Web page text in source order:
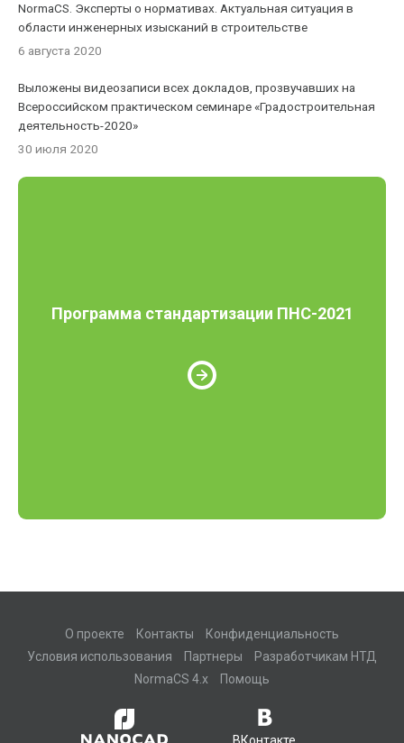
NormaCS. Эксперты о нормативах. Актуальная ситуация в
области инженерных изысканий в строительстве
6 августа 2020
Выложены видеозаписи всех докладов, прозвучавших на
Всероссийском практическом семинаре «Градостроительная
деятельность-2020»
30 июля 2020
Программа стандартизации ПНС-2021
О проекте Контакты
Конфиденциальность
Условия использования
Партнеры
Разработчикам НТД
NormaCS 4.x
Помощь